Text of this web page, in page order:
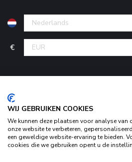
€
© Copyright 2026 KofferStunter-
Begingoed.nl
WIJ GEBRUIKEN COOKIES
We kunnen deze plaatsen voor analyse van
onze website te verbeteren,
een geweldige website-ervaring te bieden.
cookies die we gebruiken opent u de